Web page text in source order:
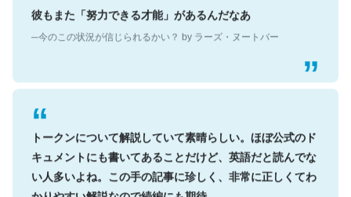
彼もまた「努力できる才能」があるんだなあ
─今のこの状況が信じられるかい？ by ラーズ・ヌートバー
トークンについて解説していて素晴らしい。ほぼ公式のド
キュメントにも書いてあることだけど、英語だと読んでな
い人多いよね。この手の記事に珍しく、非常に正しくてわ
かりやすい解説なので続編にも期待。